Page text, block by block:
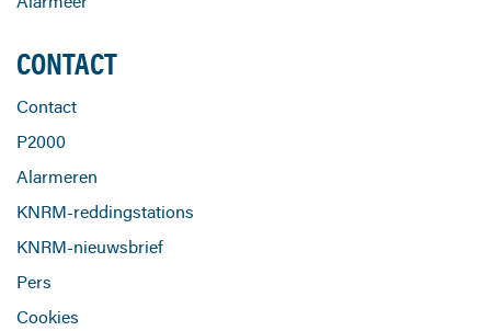
CONTACT
Contact
P2000
Alarmeren
KNRM-reddingstations
KNRM-nieuwsbrief
Pers
Cookies